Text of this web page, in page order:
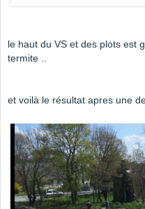
le haut du VS et des plots est
termite ..
et voilà le résultat apres une